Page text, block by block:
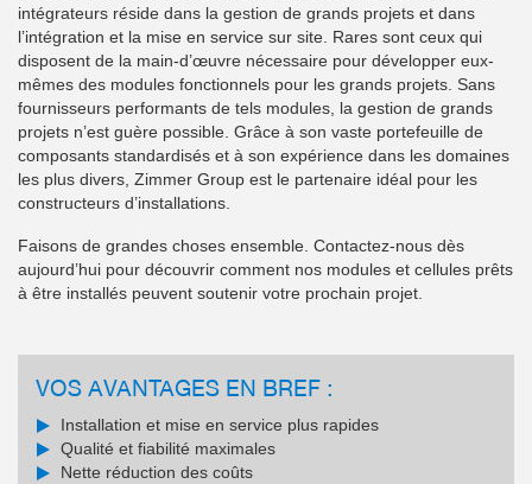
intégrateurs réside dans la gestion de grands projets et dans
l’intégration et la mise en service sur site. Rares sont ceux qui
disposent de la main-d’œuvre nécessaire pour développer eux-
mêmes des modules fonctionnels pour les grands projets. Sans
fournisseurs performants de tels modules, la gestion de grands
projets n’est guère possible. Grâce à son vaste portefeuille de
composants standardisés et à son expérience dans les domaines
les plus divers, Zimmer Group est le partenaire idéal pour les
constructeurs d’installations.
Faisons de grandes choses ensemble. Contactez-nous dès
aujourd’hui pour découvrir comment nos modules et cellules prêts
à être installés peuvent soutenir votre prochain projet.
VOS AVANTAGES EN BREF :
Installation et mise en service plus rapides
Qualité et fiabilité maximales
Nette réduction des coûts